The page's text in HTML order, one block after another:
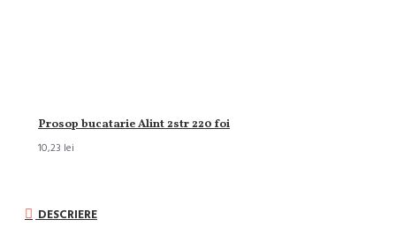
Prosop bucatarie Alint 2str 220 foi
10,23 lei
DESCRIERE